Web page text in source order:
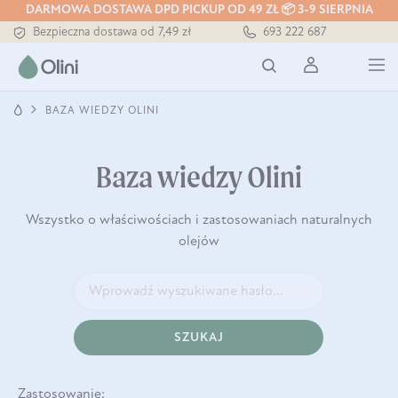
DARMOWA DOSTAWA DPD PICKUP OD 49 ZŁ 📦 3-9 SIERPNIA
Bezpieczna dostawa od 7,49 zł
Darmowa dostawa od 199 zł
693 222 687
BAZA WIEDZY OLINI
Baza wiedzy Olini
Wszystko o właściwościach i zastosowaniach naturalnych
olejów
SZUKAJ
Zastosowanie: